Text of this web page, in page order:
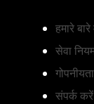
हमारे
सेवा
संपर्क करें